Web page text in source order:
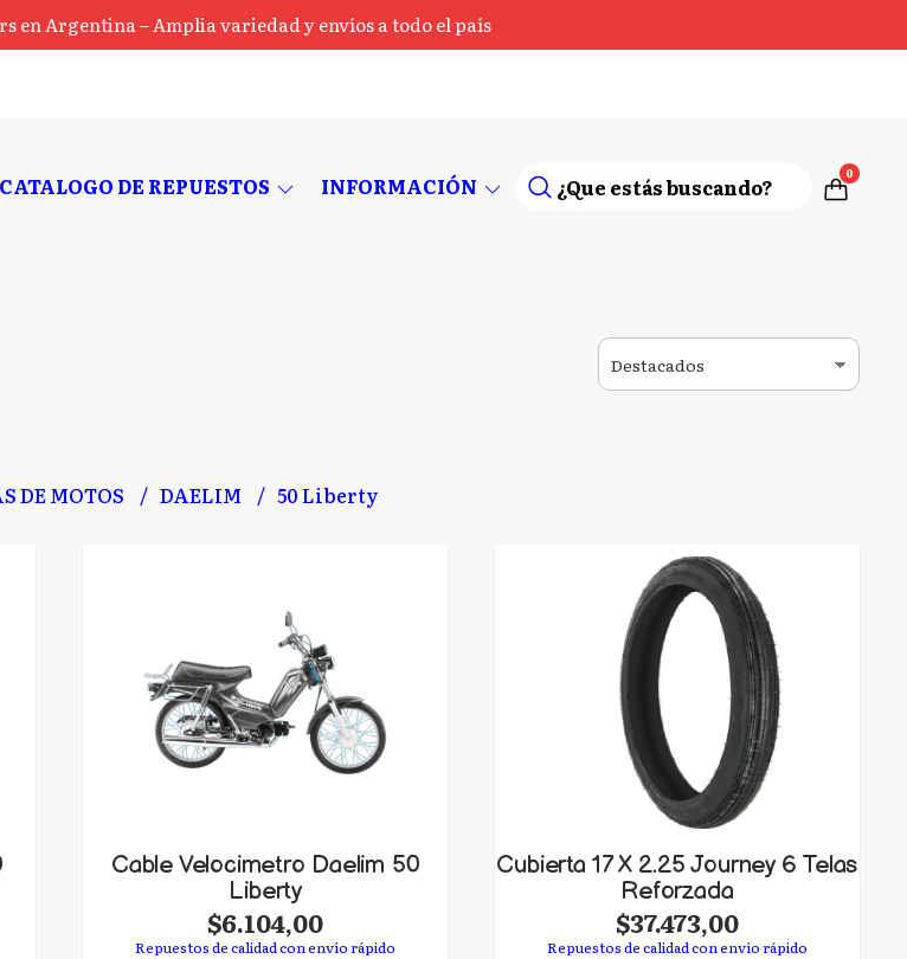
en Argentina – Amplia variedad y envíos a todo el país
CATALOGO DE REPUESTOS INFORMACIÓN 0
DE MOTOS DAELIM 50 Liberty
Cable Velocimetro Daelim 50
Liberty
$6.104,00
Repuestos de calidad con envío rápido
Cubierta 17 X 2.25 Journey 6 Telas
Reforzada
$37.473,00
Repuestos de calidad con envío rápido